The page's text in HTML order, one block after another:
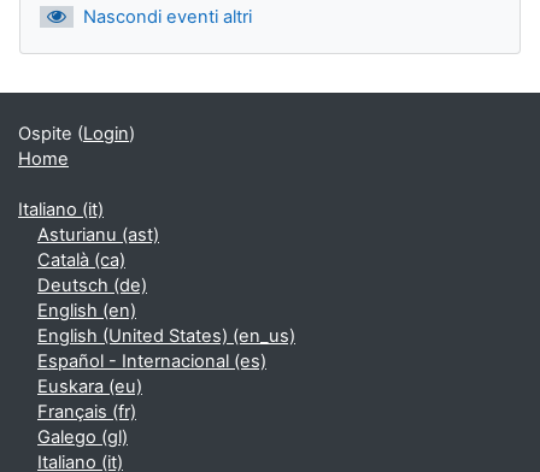
Nascondi eventi altri
Ospite (Login)
Home
Italiano ‎(it)‎
Asturianu ‎(ast)‎
Català ‎(ca)‎
Deutsch ‎(de)‎
English ‎(en)‎
English (United States) ‎(en_us)‎
Español - Internacional ‎(es)‎
Euskara ‎(eu)‎
Français ‎(fr)‎
Galego ‎(gl)‎
Italiano ‎(it)‎